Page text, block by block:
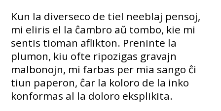
Kun la diverseco de tiel neeblaj pensoj,
mi eliris el la ĉambro aŭ tombo, kie mi
sentis tioman aflikton. Preninte la
plumon, kiu ofte ripozigas gravajn
malbonojn, mi farbas per mia sango ĉi
tiun paperon, ĉar la koloro de la inko
konformas al la doloro eksplikita.